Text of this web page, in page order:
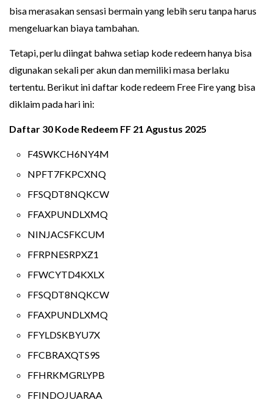
bisa merasakan sensasi bermain yang lebih seru tanpa harus
mengeluarkan biaya tambahan.
Tetapi, perlu diingat bahwa setiap kode redeem hanya bisa
digunakan sekali per akun dan memiliki masa berlaku
tertentu. Berikut ini daftar kode redeem Free Fire yang bisa
diklaim pada hari ini:
Daftar 30 Kode Redeem FF 21 Agustus 2025
F4SWKCH6NY4M
NPFT7FKPCXNQ
FFSQDT8NQKCW
FFAXPUNDLXMQ
NINJACSFKCUM
FFRPNESRPXZ1
FFWCYTD4KXLX
FFSQDT8NQKCW
FFAXPUNDLXMQ
FFYLDSKBYU7X
FFCBRAXQTS9S
FFHRKMGRLYPB
FFINDOJUARAA